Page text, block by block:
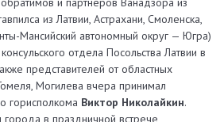
из Латвии, Астрахани, Смоленска,
Мансийский автономный округ — Югра)
отдела Посольства Латвии в
представителей от областных
Могилева вчера принимал
горисполкома Виктор Николайкин.
в праздничной встрече